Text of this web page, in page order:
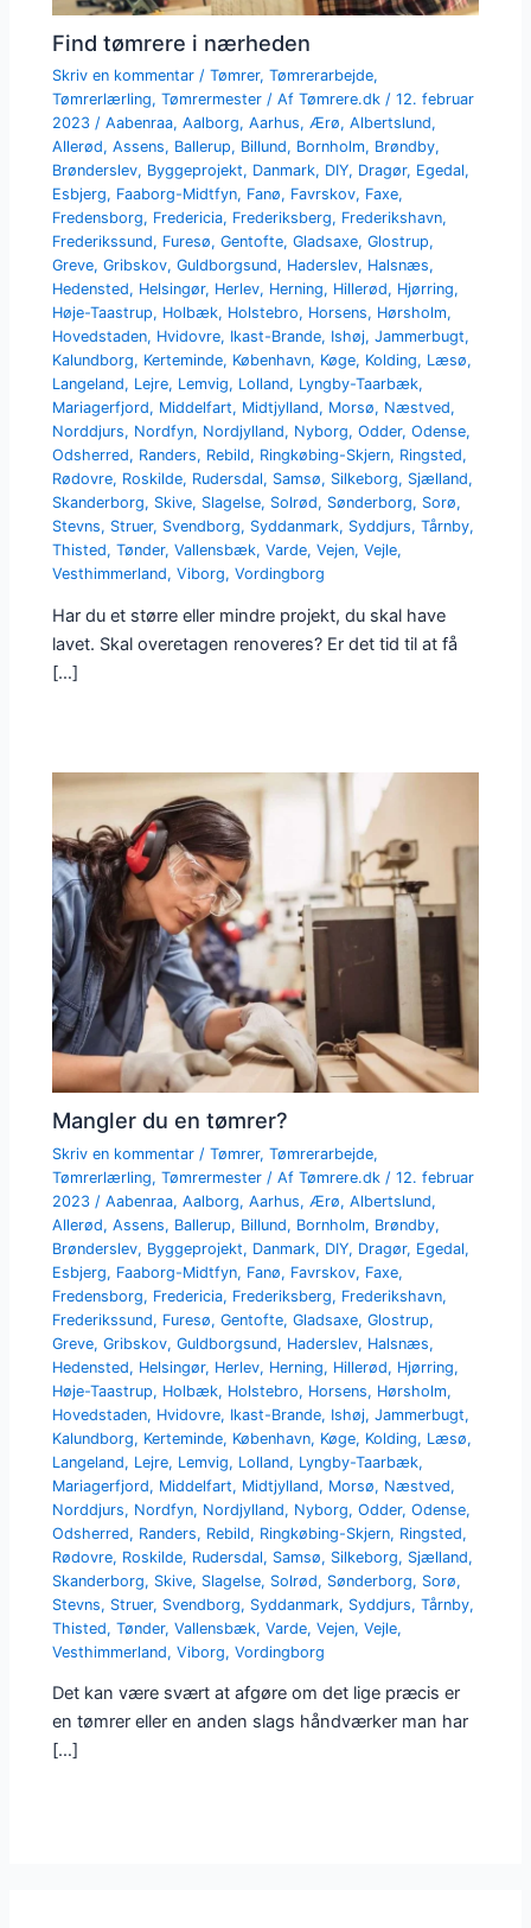
Find tømrere i nærheden
Skriv en kommentar /Tømrer,Tømrerarbejde,
Tømrerlærling,Tømrermester / AfTømrere.dk/12. februar
2023/Aabenraa,Aalborg,Aarhus,Ærø,Albertslund,
Allerød,Assens, Ballerup, Billund, Bornholm, Brøndby,
Brønderslev, Byggeprojekt, Danmark, DIY, Dragør, Egedal,
Esbjerg, Faaborg-Midtfyn, Fanø, Favrskov, Faxe,
Fredensborg, Fredericia, Frederiksberg, Frederikshavn,
Frederikssund, Furesø,Gentofte,Gladsaxe,Glostrup,
Greve,Gribskov,Guldborgsund, Haderslev, Halsnæs,
Hedensted, Helsingør, Herlev, Herning, Hillerød, Hjørring,
Høje-Taastrup, Holbæk, Holstebro, Horsens, Hørsholm,
Hovedstaden, Hvidovre, Ikast-Brande, Ishøj,Jammerbugt,
Kalundborg, Kerteminde, København, Køge, Kolding, Læsø,
Langeland, Lejre, Lemvig, Lolland, Lyngby-Taarbæk,
Mariagerfjord, Middelfart, Midtjylland, Morsø, Næstved,
Norddjurs, Nordfyn, Nordjylland, Nyborg,Odder,Odense,
Odsherred, Randers, Rebild, Ringkøbing-Skjern, Ringsted,
Rødovre, Roskilde, Rudersdal, Samsø, Silkeborg, Sjælland,
Skanderborg, Skive, Slagelse, Solrød, Sønderborg, Sorø,
Stevns, Struer, Svendborg, Syddanmark, Syddjurs,Tårnby,
Thisted,Tønder,Vallensbæk,Varde,Vejen,Vejle,
Vesthimmerland,Viborg,Vordingborg
Har du et større eller mindre projekt, du skal have
lavet. Skal overetagen renoveres? Er det tid til at få
[…]
Mangler du en tømrer?
Skriv en kommentar /Tømrer,Tømrerarbejde,
Tømrerlærling,Tømrermester / AfTømrere.dk /12. februar
2023 /Aabenraa,Aalborg,Aarhus, Ærø,Albertslund,
Allerød,Assens, Ballerup, Billund, Bornholm, Brøndby,
Brønderslev, Byggeprojekt, Danmark, DIY, Dragør, Egedal,
Esbjerg, Faaborg-Midtfyn, Fanø, Favrskov, Faxe,
Fredensborg, Fredericia, Frederiksberg, Frederikshavn,
Frederikssund, Furesø,Gentofte,Gladsaxe,Glostrup,
Greve,Gribskov,Guldborgsund, Haderslev, Halsnæs,
Hedensted, Helsingør, Herlev, Herning, Hillerød, Hjørring,
Høje-Taastrup, Holbæk, Holstebro, Horsens, Hørsholm,
Hovedstaden, Hvidovre, Ikast-Brande, Ishøj,Jammerbugt,
Kalundborg, Kerteminde, København, Køge, Kolding, Læsø,
Langeland, Lejre, Lemvig, Lolland, Lyngby-Taarbæk,
Mariagerfjord, Middelfart, Midtjylland, Morsø, Næstved,
Norddjurs, Nordfyn, Nordjylland, Nyborg,Odder,Odense,
Odsherred, Randers, Rebild, Ringkøbing-Skjern, Ringsted,
Rødovre, Roskilde, Rudersdal, Samsø, Silkeborg, Sjælland,
Skanderborg, Skive, Slagelse, Solrød, Sønderborg, Sorø,
Stevns, Struer, Svendborg, Syddanmark, Syddjurs,Tårnby,
Thisted,Tønder,Vallensbæk,Varde,Vejen,Vejle,
Vesthimmerland,Viborg,Vordingborg
Det kan være svært at afgøre om det lige præcis er
en tømrer eller en anden slags håndværker man har
[…]